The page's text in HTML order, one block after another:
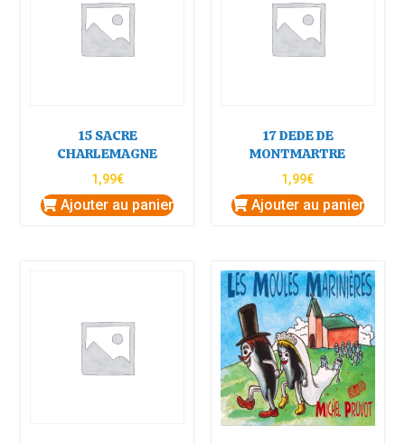
15 SACRE
CHARLEMAGNE
1,99€
Ajouter au panier
17 DEDE DE
MONTMARTRE
1,99€
Ajouter au panier